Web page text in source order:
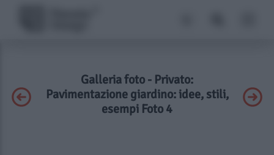
Galleria foto - Privato:
Pavimentazione giardino: idee, stili,
esempi Foto 4